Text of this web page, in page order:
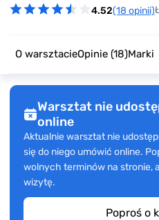
4.52(18 opinii)
O warsztacieOpinie (18)Marki
Warsztat nie
online
Aktualnie warsztat nie
się do niego umówić online.
wolnych terminów na stronie,
wizytę.
Poproś o